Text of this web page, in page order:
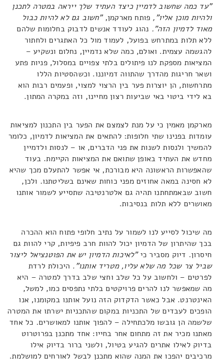
"עד כמה שחשוב לדמיין כיצד העתיד שלך ייראה במטרה לתכנן
ולהיות מוכן אליו", פותח מארקמן,"חשוב גם לא להיות כבול
מאוד לדמיון הזה". נהוג לעודד אנשים לדבוק בחלומות שלהם
ללא תלות במתרחש בפועל, לעמוד מול כל האתגרים ולחתור
להגשמה עצמית. ואולם, כמה שלא נדמיין, נחלום ונשקיע –
המציאות מספקת לנו פיתולים בלתי צפויים במסלול, פניות פתע
ושאר חריגות מהדרך שהתווה דמיוננו. וכשהסטיות הללו
מתרחשות, הן יוצרות פער בין הרצוי למצוי, ופעמים רבות הוא
בא לידי ביטוי באי שביעות רצון מחיינו, וזה במקרה המתון.
מארקמן מאמין כי על מנת לצמצם את הפער בין התכנון למציאות
עומדות בפנינו שתי חלופות: להתאים את המציאות לדמיון, כלומר
להמשיך ולנסות לשנות את פני הדברים, או – לנסות ולדמיין
מחדש את העתיד באופן שתואם את המציאות הקיימת. בעוד
שהאפשרות הראשונה היא מבורכת, אי אפשר להתעלם מכך שהיא
לא חסינה במאה אחוזים מפני כוחות שאינם בשליטתנו. ולכן,
חשוב שבאמתחתנו תהיה גם אלטרנטיבה שתסייע לשמור אותנו
מאושרים ללא תלות בנסיבות.
מה שיכול לסייע לנו לשמור על נתיב חלופי פתוח הוא ההכרה
בכך שהיתרון של הדמיון יכול להוות חרב פיפיות, קרי להוות גם
חיסרון. דיוק מסביר כי"לאיכות הדמיון יש את הפוטנציאל ליצור
שביל צר שכל מה שלא עליו, מטריד אותנו". היכולת לרדת
לפרטים – ולחשוב על כל שלב וחצי שלב בדרך למטרה – היא
מה שמאפשר לנו להרים פרויקטים בלתי נתפסים כמו, למשל,
האינטרנט. אבל כאשר הדקדוק הזה נועל אותנו במקומנו, אנו
הופכים לעבדים של התכניות במקום שהתכניות ישרתו את המטרה
שלשמה הן גובשו מלכתחילה – להפוך אותנו למאושרים. כל אחד
מאתנו מכיר את זה מתחום אחר בחייו: אחד מתכנן בפרוטרוט
בדיוק לאילו אתרים להגיע בטיול, ולשני ברור בדיוק אילו
מרכיבים יהפכו את המנה שהוא מתכנן לבשל לאורחים למושלמת.